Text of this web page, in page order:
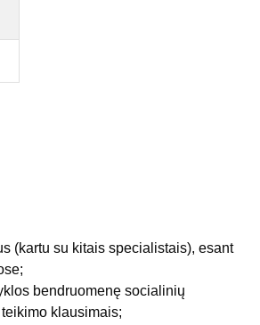
(kartu su kitais specialistais), esant
bendruomenę socialinių
klausimais;